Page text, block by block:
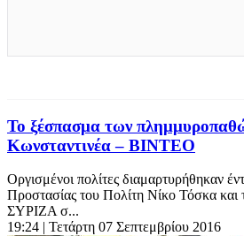
Το ξέσπασμα των
Κωνσταντινέα – ΒΙΝΤΕΟ
Οργισμένοι πολίτες διαμαρτυρήθηκαν
Προστασίας του Πολίτη Νίκο Τόσκα και
ΣΥΡΙΖΑ σ...
19:24 | Τετάρτη 07 Σεπτεμβρίου 2016